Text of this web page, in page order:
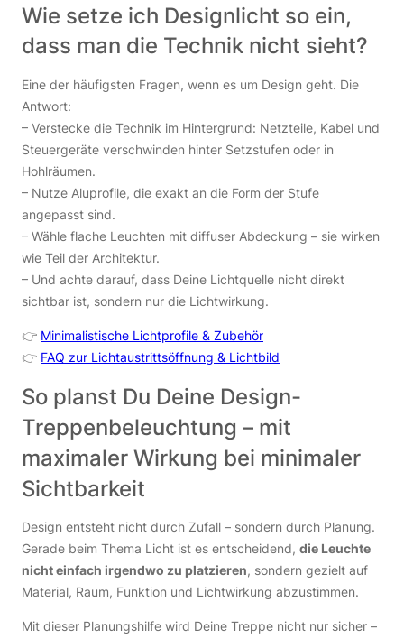
Wie setze ich Designlicht so ein,
dass man die Technik nicht sieht?
Eine der häufigsten Fragen, wenn es um Design geht. Die
Antwort:
– Verstecke die Technik im Hintergrund: Netzteile, Kabel und
Steuergeräte verschwinden hinter Setzstufen oder in
Hohlräumen.
– Nutze Aluprofile, die exakt an die Form der Stufe
angepasst sind.
– Wähle flache Leuchten mit diffuser Abdeckung – sie wirken
wie Teil der Architektur.
– Und achte darauf, dass Deine Lichtquelle nicht direkt
sichtbar ist, sondern nur die Lichtwirkung.
👉 Minimalistische Lichtprofile & Zubehör
👉 FAQ zur Lichtaustrittsöffnung & Lichtbild
So planst Du Deine Design-
Treppenbeleuchtung – mit
maximaler Wirkung bei minimaler
Sichtbarkeit
Design entsteht nicht durch Zufall – sondern durch Planung.
Gerade beim Thema Licht ist es entscheidend, die Leuchte
nicht einfach irgendwo zu platzieren, sondern gezielt auf
Material, Raum, Funktion und Lichtwirkung abzustimmen.
Mit dieser Planungshilfe wird Deine Treppe nicht nur sicher –